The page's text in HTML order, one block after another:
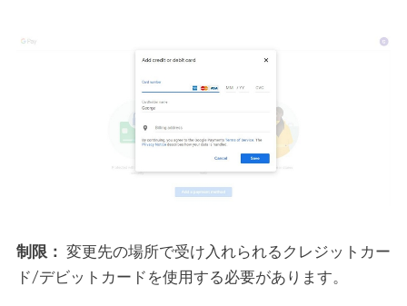
制限： 変更先の場所で受け入れられるクレジットカー
ド/デビットカードを使用する必要があります。